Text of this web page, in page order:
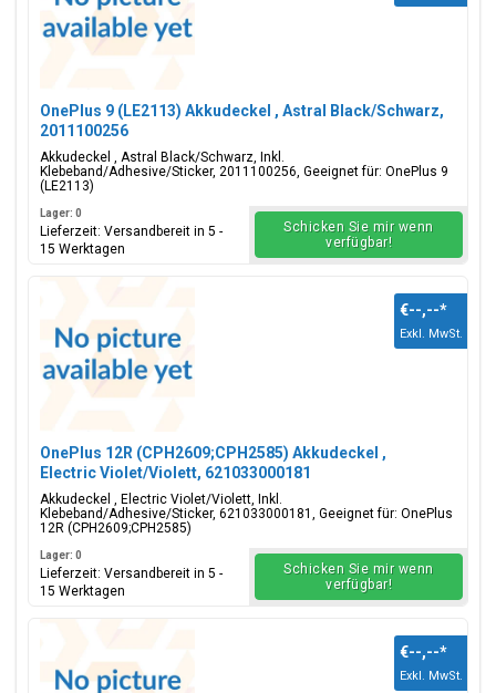
OnePlus 9 (LE2113) Akkudeckel , Astral Black/Schwarz,
2011100256
Akkudeckel , Astral Black/Schwarz, Inkl.
Klebeband/Adhesive/Sticker, 2011100256, Geeignet für: OnePlus 9
(LE2113)
Lager: 0
Lieferzeit: Versandbereit in 5 -
15 Werktagen
Schicken Sie mir wenn
verfügbar!
OnePlus 12R (CPH2609;CPH2585) Akkudeckel ,
Electric Violet/Violett, 621033000181
Akkudeckel , Electric Violet/Violett, Inkl.
Klebeband/Adhesive/Sticker, 621033000181, Geeignet für: OnePlus
12R (CPH2609;CPH2585)
€--,--*
Exkl. MwSt.
Lager: 0
Lieferzeit: Versandbereit in 5 -
15 Werktagen
Schicken Sie mir wenn
verfügbar!
€--,--*
Exkl. MwSt.